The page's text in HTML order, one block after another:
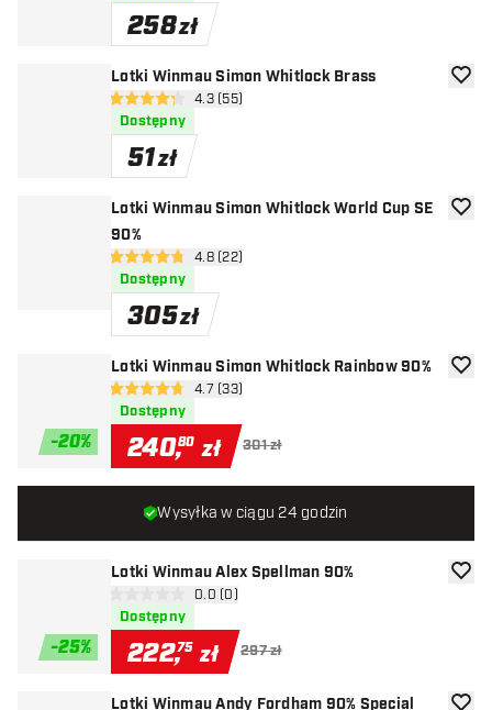
258zł
Lotki Winmau Simon Whitlock Brass
otwórz panel recenzji
4.3 gwiazdki oceny
4.3 (55)
Dostępny
51zł
Lotki Winmau Simon Whitlock World Cup SE
90%
otwórz panel recenzji
4.8 gwiazdki oceny
4.8 (22)
Dostępny
305zł
-20%
Lotki Winmau Simon Whitlock Rainbow 90%
otwórz panel recenzji
4.7 gwiazdki oceny
4.7 (33)
Dostępny
240,80 zł 301 zł
-25%
Lotki Winmau Alex Spellman 90%
otwórz panel recenzji
0 gwiazdki oceny0.0 (0)
Dostępny
222,75 zł 297 zł
Lotki Winmau Andy Fordham 90% Special
Wysyłka w ciągu 24 godzin